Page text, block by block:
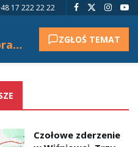
17 222 22 22
Nie udało się pobrać tytułu. ZGŁOŚ TEMAT
Czołowe zderzenie